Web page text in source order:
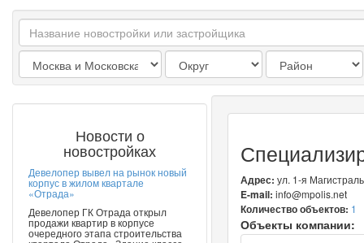
Новости о
новостройках
Девелопер вывел на рынок новый
корпус в жилом квартале
«Отрада»
Девелопер ГК Отрада открыл
продажи квартир в корпусе
очередного этапа строительства
Адрес: ул. 1-я
E-mail: info@mpolis.net
Количество объектов: 1
Объекты компании: